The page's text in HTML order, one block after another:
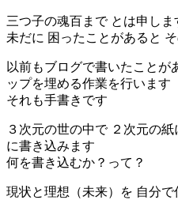
三つ子の魂百まで とは申し
未だに 困ったことがあると
以前もブログで書いたことが
ップを埋める作業を行います
それも手書きです
３次元の世の中で ２次元の
に書き込みます
何を書き込むか？って？
現状と理想（未来）を 自分